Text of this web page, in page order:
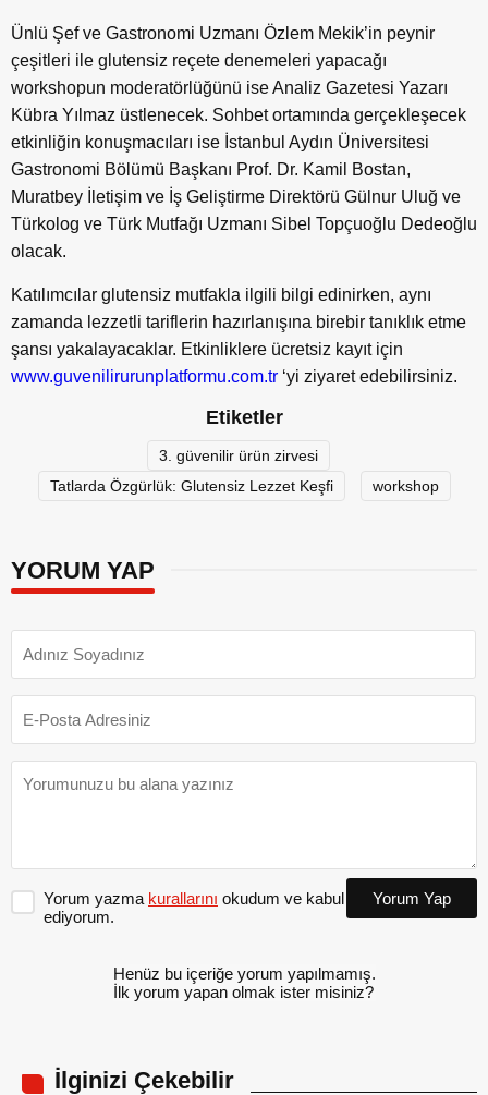
Ünlü Şef ve Gastronomi Uzmanı Özlem Mekik’in peynir
çeşitleri ile glutensiz reçete denemeleri yapacağı
workshopun moderatörlüğünü ise Analiz Gazetesi Yazarı
Kübra Yılmaz üstlenecek. Sohbet ortamında gerçekleşecek
etkinliğin konuşmacıları ise İstanbul Aydın Üniversitesi
Gastronomi Bölümü Başkanı Prof. Dr. Kamil Bostan,
Muratbey İletişim ve İş Geliştirme Direktörü Gülnur Uluğ ve
Türkolog ve Türk Mutfağı Uzmanı Sibel Topçuoğlu Dedeoğlu
olacak.
Katılımcılar glutensiz mutfakla ilgili bilgi edinirken, aynı
zamanda lezzetli tariflerin hazırlanışına birebir tanıklık etme
şansı yakalayacaklar. Etkinliklere ücretsiz kayıt için
www.guvenilirurunplatformu.com.tr ‘yi ziyaret edebilirsiniz.
Etiketler
3. güvenilir ürün zirvesi
Tatlarda Özgürlük: Glutensiz Lezzet Keşfi
workshop
YORUM YAP
Yorum yazma kurallarını okudum ve kabul
ediyorum.
Yorum Yap
Henüz bu içeriğe yorum yapılmamış.
İlk yorum yapan olmak ister misiniz?
İlginizi Çekebilir